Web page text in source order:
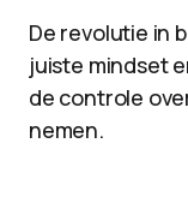
De revolutie in
juiste mindset
de controle
nemen.